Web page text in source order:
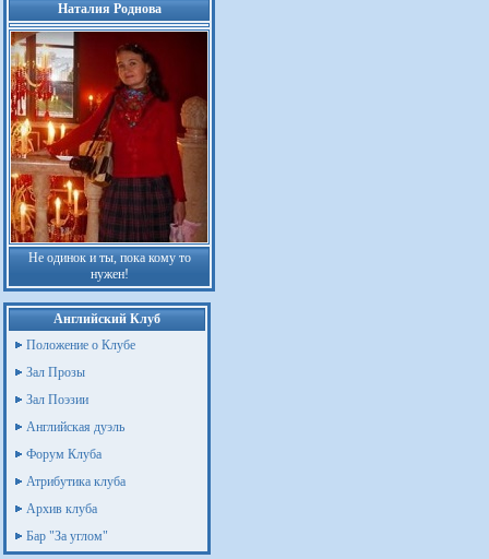
Наталия Роднова
Не одинок и ты, пока кому то
нужен!
Английский Клуб
Положение о Клубе
Зал Прозы
Зал Поэзии
Английская дуэль
Форум Клуба
Атрибутика клуба
Архив клуба
Бар "За углом"